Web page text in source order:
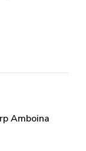
Amboina